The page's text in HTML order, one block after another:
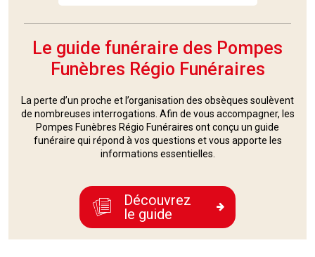
Le guide funéraire des Pompes
Funèbres Régio Funéraires
La perte d’un proche et l’organisation des obsèques soulèvent
de nombreuses interrogations. Afin de vous accompagner, les
Pompes Funèbres Régio Funéraires ont conçu un guide
funéraire qui répond à vos questions et vous apporte les
informations essentielles.
Découvrez
le guide